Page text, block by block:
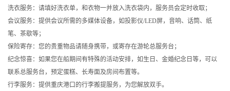
洗衣服务：请填好洗衣单，和衣物一并放入洗衣袋内，服务员会定时收取；
会议服务：提供会议所需的多媒体设备，如投影仪/LED屏，音响、话筒、纸
笔、茶歇等；
保险寄存：您的贵重物品请随身携带，或寄存在游轮总服务台；
纪念惊喜：如果您在船期间有特殊的活动安排，如生日、金婚纪念日等，可以
联系总服务台，预定蛋糕、长寿面及房间布置等。
行李服务：提供重庆港口的行李搬提服务，为您解放双手。